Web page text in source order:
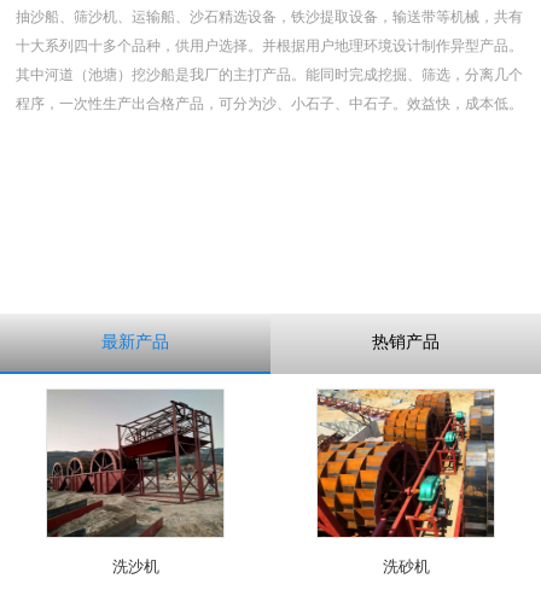
抽沙船、筛沙机、运输船、沙石精选设备，铁沙提取设备，输送带等机械，共有
十大系列四十多个品种，供用户选择。并根据用户地理环境设计制作异型产品。
其中河道（池塘）挖沙船是我厂的主打产品。能同时完成挖掘、筛选，分离几个
程序，一次性生产出合格产品，可分为沙、小石子、中石子。效益快，成本低。
最新产品 热销产品
洗沙机 洗砂机